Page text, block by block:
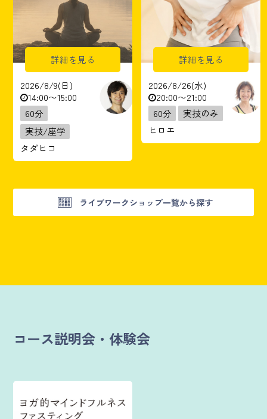
詳細を見る
2026/8/9(日)
14:00〜15:00
60分
実技/座学
タダヒコ
詳細を見る
2026/8/26(水)
20:00〜21:00
60分
実技のみ
ヒロエ
ライブワークショップ一覧から探す
コース説明会・体験会